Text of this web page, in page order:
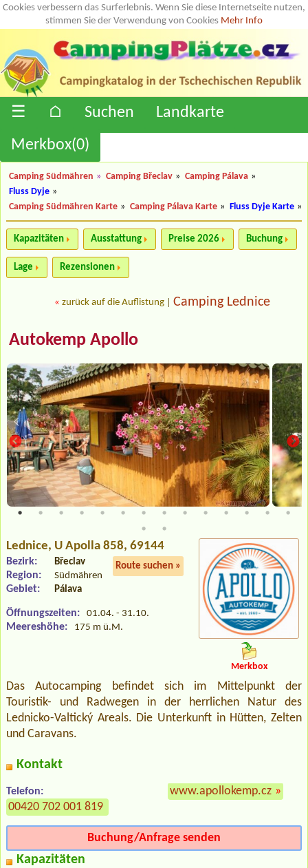
Cookies verbessern das Surferlebnis. Wenn Sie diese Internetseite nutzen,
stimmen Sie der Verwendung von Cookies Mehr Info
☰ ⌂ Suchen
Landkarte
Merkbox(0)
Camping Südmähren » Camping Břeclav » Camping Pálava »
Fluss Dyje »
Camping Südmähren Karte » Camping Pálava Karte » Fluss Dyje Karte »
Kapazitäten Ausstattung Preise 2026 Buchung
Lage Rezensionen
« zurück auf die Auflistung Camping Lednice
Autokemp Apollo
Lednice, U Apolla 858, 69144
Route suchen »
Bezirk: Břeclav
Region: Südmähren
Gebiet: Pálava
Öffnungszeiten: 01.04. - 31.10.
Meereshöhe: 175 m ü.M.
Merkbox
Das Autocamping befindet sich im Mittelpunkt der
Touristik- und Radwegen in der herrlichen Natur des
Lednicko-Valtický Areals. Die Unterkunft in Hütten, Zelten
und Caravans.
Kontakt
Telefon:
00420 702 001 819
www.apollokemp.cz »
Buchung/Anfrage senden
Kapazitäten